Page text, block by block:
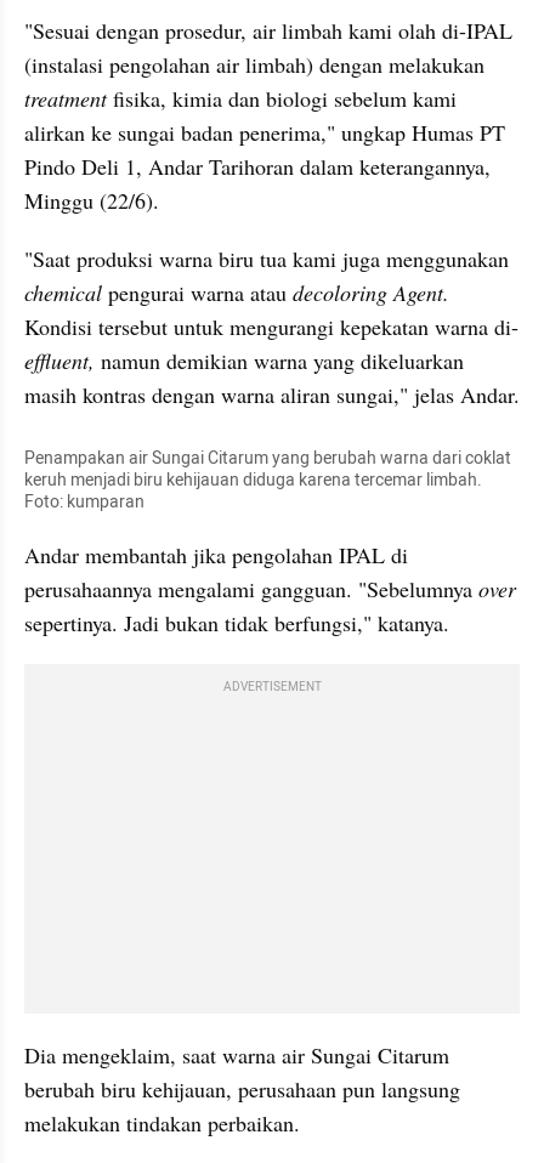
"Sesuai dengan prosedur, air limbah kami olah di-IPAL
treatment fisika, kimia dan biologi sebelum kami
alirkan ke sungai badan penerima," ungkap Humas PT
Pindo Deli 1, Andar Tarihoran dalam keterangannya,
Minggu (22/6).
chemical pengurai warna atau decoloring Agent.
Kondisi tersebut untuk mengurangi kepekatan warna di-
effluent, namun demikian warna yang dikeluarkan
masih kontras dengan warna aliran sungai," jelas Andar.
Penampakan air Sungai Citarum yang berubah warna dari coklat
keruh menjadi biru kehijauan diduga karena tercemar limbah.
Foto: kumparan
Andar membantah jika pengolahan IPAL di
perusahaannya mengalami gangguan. "Sebelumnya over
sepertinya. Jadi bukan tidak berfungsi," katanya.
ADVERTISEMENT
Dia mengeklaim, saat warna air Sungai Citarum
berubah biru kehijauan, perusahaan pun langsung
melakukan tindakan perbaikan.